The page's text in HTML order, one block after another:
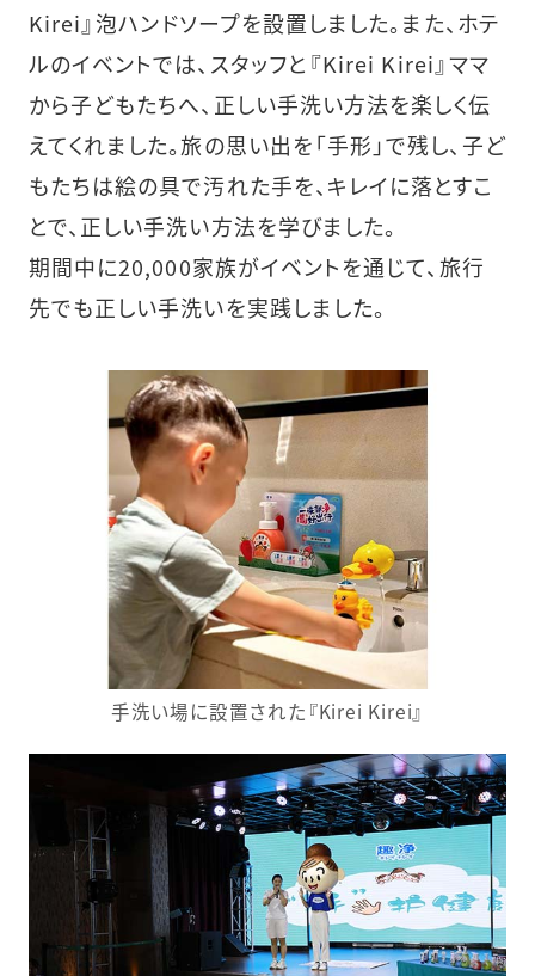
Kirei』泡ハンドソープを設置しました。また、ホテ
ルのイベントでは、スタッフと『Kirei Kirei』ママ
から子どもたちへ、正しい手洗い方法を楽しく伝
えてくれました。旅の思い出を「手形」で残し、子ど
もたちは絵の具で汚れた手を、キレイに落とすこ
とで、正しい手洗い方法を学びました。
期間中に20,000家族がイベントを通じて、旅行
先でも正しい手洗いを実践しました。
手洗い場に設置された『Kirei Kirei』